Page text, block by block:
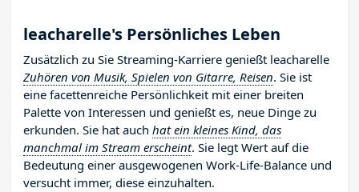
leacharelle's Persönliches Leben
Zusätzlich zu Sie Streaming-Karriere genießt leacharelle
Zuhören von Musik, Spielen von Gitarre, Reisen. Sie ist
eine facettenreiche Persönlichkeit mit einer breiten
Palette von Interessen und genießt es, neue Dinge zu
erkunden. Sie hat auch hat ein kleines Kind, das
manchmal im Stream erscheint. Sie legt Wert auf die
Bedeutung einer ausgewogenen Work-Life-Balance und
versucht immer, diese einzuhalten.